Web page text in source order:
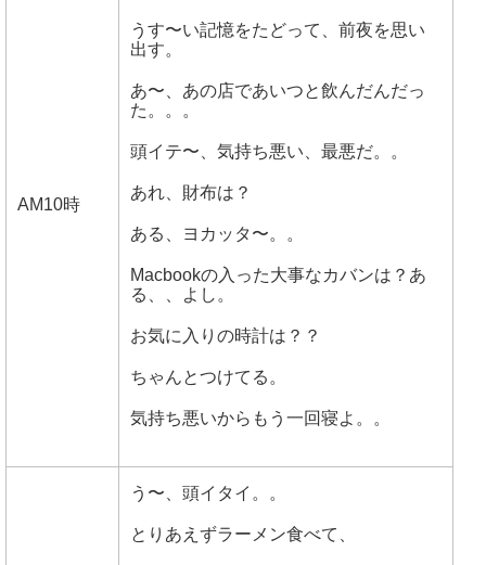
AM10時
うす〜い記憶をたどって、前夜を思い
出す。
あ〜、あの店であいつと飲んだんだっ
た。。。
頭イテ〜、気持ち悪い、最悪だ。。
あれ、財布は？
ある、ヨカッタ〜。。
Macbookの入った大事なカバンは？あ
る、、よし。
お気に入りの時計は？？
ちゃんとつけてる。
気持ち悪いからもう一回寝よ。。
う〜、頭イタイ。。
とりあえずラーメン食べて、